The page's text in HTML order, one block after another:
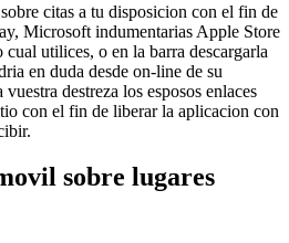
citas a tu disposicion con el fin de
Microsoft indumentarias Apple Store
utilices, o en la barra descargarla
en duda desde on-line de su
destreza los esposos enlaces
con el fin de liberar la aplicacion con
sobre lugares